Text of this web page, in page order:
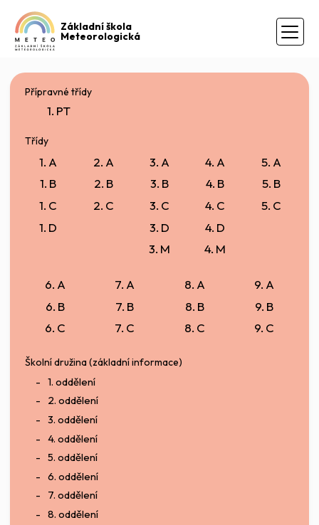
Základní škola
Meteorologická
Přípravné třídy
1. PT
Třídy
1. A
1. B
1. C
1. D
2. A
2. B
2. C
3. A
3. B
3. C
3. D
3. M
4. A
4. B
4. C
4. D
4. M
5. A
5. B
5. C
6. A
6. B
6. C
7. A
7. B
7. C
8. A
8. B
8. C
9. A
9. B
9. C
Školní družina (základní informace)
1. oddělení
2. oddělení
3. oddělení
4. oddělení
5. oddělení
6. oddělení
7. oddělení
8. oddělení